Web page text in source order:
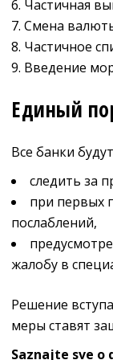
Частичная
Смена
Частичное
Введение
Единый
Все банки
следить за
при первых
послаблений,
жалобу в
Решение
меры ставят
Saznajte sve